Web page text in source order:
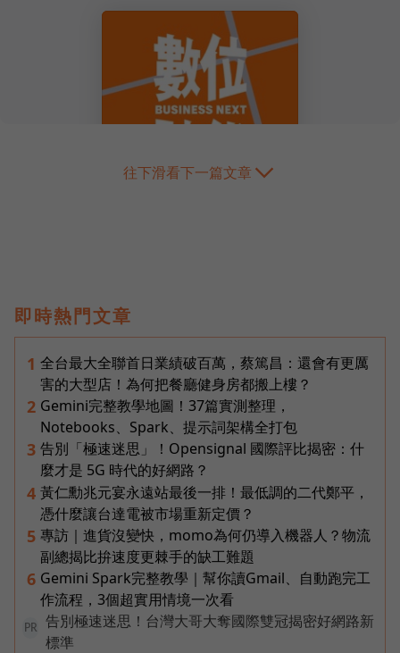
往下滑看下一篇文章
即時熱門文章
1 全台最大全聯首日業績破百萬，蔡篤昌：還會有更厲
害的大型店！為何把餐廳健身房都搬上樓？
2 Gemini完整教學地圖！37篇實測整理，
Notebooks、Spark、提示詞架構全打包
3 告別「極速迷思」！Opensignal 國際評比揭密：什
麼才是 5G 時代的好網路？
4 黃仁勳兆元宴永遠站最後一排！最低調的二代鄭平，
憑什麼讓台達電被市場重新定價？
5 專訪｜進貨沒變快，momo為何仍導入機器人？物流
副總揭比拚速度更棘手的缺工難題
6 Gemini Spark完整教學｜幫你讀Gmail、自動跑完工
作流程，3個超實用情境一次看
PR
告別極速迷思！台灣大哥大奪國際雙冠揭密好網路新
標準